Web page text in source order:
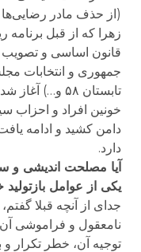
(از حذف مادر
زهرا که از قبل
قانون اساسی و تصویب
جمهوری و انتخابات
تابستان ۵۸
خونین افراد و احزاب
دامن کشید و ادامه
دارد.
آیا مصلحت اندیشی
یکی از عوامل
جدای از آنچه قبلا
توجیه آن، خطر تکرار و